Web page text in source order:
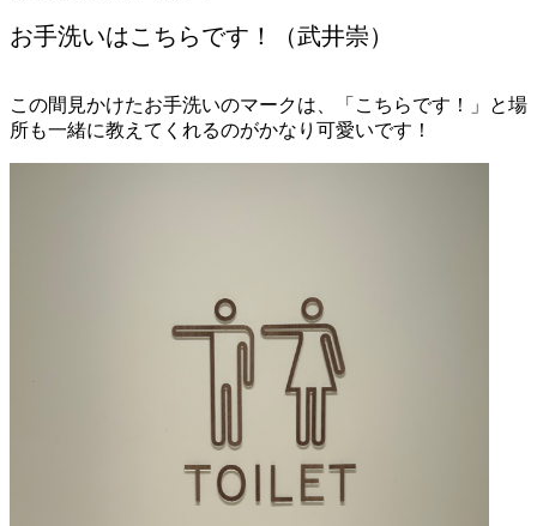
お手洗いはこちらです！（武井崇）
この間見かけたお手洗いのマークは、「こちらです！」と場
所も一緒に教えてくれるのがかなり可愛いです！